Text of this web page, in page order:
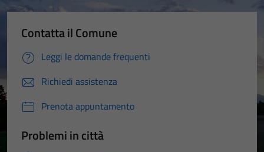
Contatta il Comune
Leggi le domande frequenti
Richiedi assistenza
Prenota appuntamento
Problemi in città